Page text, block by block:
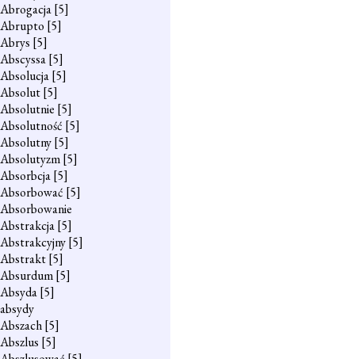
Abrogacja[5]
Abrupto [5]
Abrys [5]
Abscyssa[5]
Absolucja[5]
Absolut[5]
Absolutnie [5]
Absolutność [5]
Absolutny[5]
Absolutyzm[5]
Absorbcja[5]
Absorbować [5]
Absorbowanie
Abstrakcja[5]
Abstrakcyjny[5]
Abstrakt[5]
Absurdum[5]
Absyda[5]
absydy
Abszach[5]
Abszlus [5]